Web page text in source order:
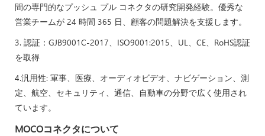
間の専門的なプッシュ プル コネクタの研究開発経験。優秀な
営業チームが 24 時間 365 日、顧客の問題解決を支援します。
3. 認証：GJB9001C-2017、ISO9001:2015、UL、CE、RoHS認証
を取得
4.汎用性: 軍事、医療、オーディオビデオ、ナビゲーション、測
定、航空、セキュリティ、通信、自動車の分野で広く使用され
ています。
MOCOコネクタについて